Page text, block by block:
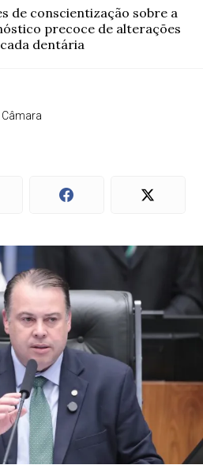
de conscientização sobre a
precoce de alterações
dentária